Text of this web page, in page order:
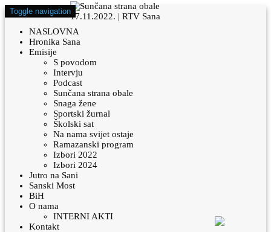
Toggle navigation
NASLOVNA
Hronika Sana
Emisije
S povodom
Intervju
Podcast
Sunčana strana obale
Snaga žene
Sportski žurnal
Školski sat
Na nama svijet ostaje
Ramazanski program
Izbori 2022
Izbori 2024
Jutro na Sani
Sanski Most
BiH
O nama
INTERNI AKTI
Kontakt